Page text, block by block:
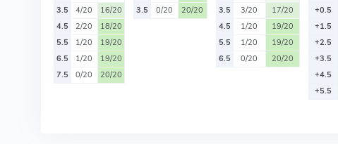
3.5
4/20
16/20
4.5
2/20
18/20
5.5
1/20
19/20
6.5
1/20
19/20
7.5
0/20 20/20
3.5
0/20 20/20
3.5
3/20
17/20
4.5
1/20
19/20
5.5
1/20
19/20
6.5
0/20 20/20
+0.5
+1.5
+2.5
+3.5
+4.5
+5.5